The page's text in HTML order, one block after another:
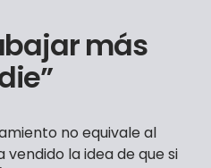
más
no equivale al
vendido la idea de que si